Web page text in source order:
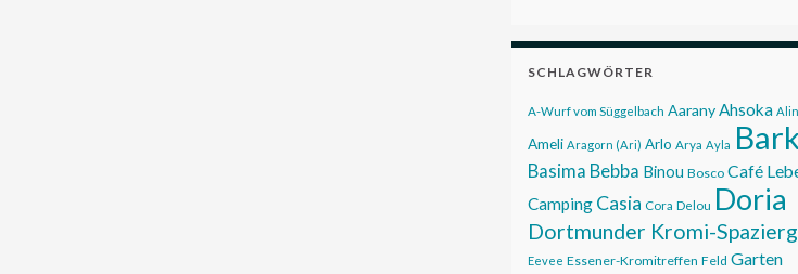
SCHLAGWÖRTER
A-Wurf vom Süggelbach Aarany Ahsoka
Ameli Aragorn (Ari) Arlo Arya Ayla
Basima Bebba Binou Bosco Café
Camping Casia Cora Delou Doria
Dortmunder Kromi-
Eevee Essener-Kromitreffen Feld Garten